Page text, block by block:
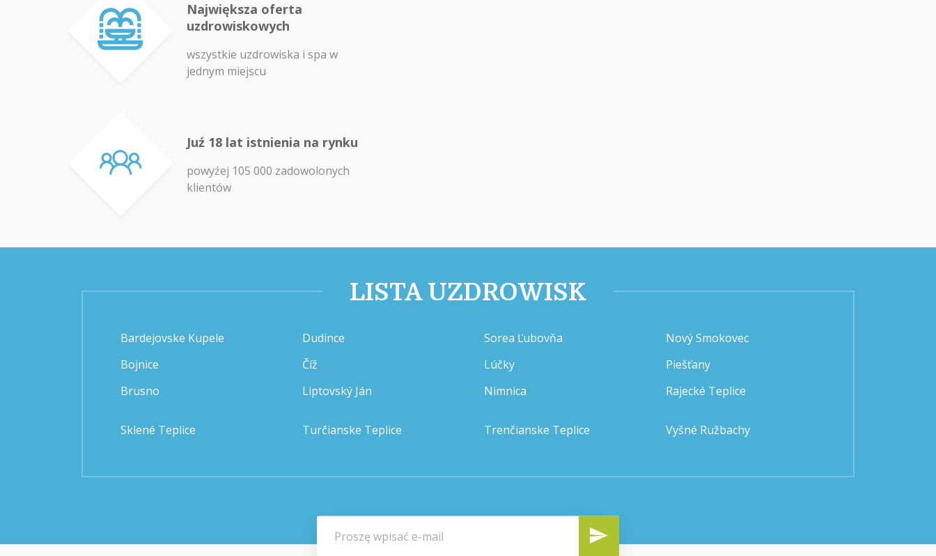
Największa oferta
uzdrowiskowych
wszystkie uzdrowiska i spa w
jednym miejscu
Juź 18 lat istnienia na rynku
powyźej 105 000 zadowolonych
klientów
LISTA UZDROWISK
Bardejovske Kupele
Bojnice
Brusno
Dudince
Číž
Liptovský Ján
Sorea Ľubovňa
Lúčky
Nimnica
Nový Smokovec
Piešťany
Rajecké Teplice
Sklené Teplice Turčianske Teplice Trenčianske Teplice Vyšné Ružbachy